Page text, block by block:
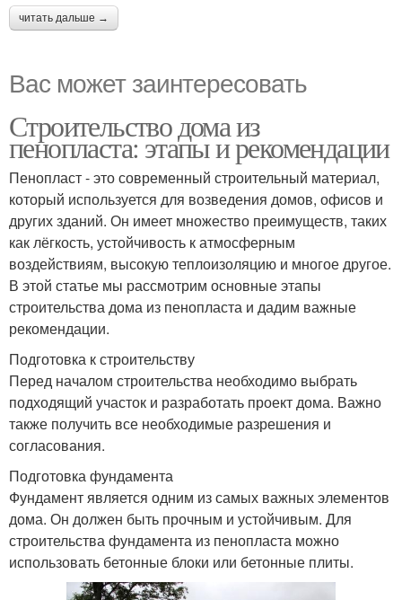
читать дальше →
Вас может заинтересовать
Строительство дома из
пенопласта: этапы и рекомендации
Пенопласт - это современный строительный материал,
который используется для возведения домов, офисов и
других зданий. Он имеет множество преимуществ, таких
как лёгкость, устойчивость к атмосферным
воздействиям, высокую теплоизоляцию и многое другое.
В этой статье мы рассмотрим основные этапы
строительства дома из пенопласта и дадим важные
рекомендации.
Подготовка к строительству
Перед началом строительства необходимо выбрать
подходящий участок и разработать проект дома. Важно
также получить все необходимые разрешения и
согласования.
Подготовка фундамента
Фундамент является одним из самых важных элементов
дома. Он должен быть прочным и устойчивым. Для
строительства фундамента из пенопласта можно
использовать бетонные блоки или бетонные плиты.